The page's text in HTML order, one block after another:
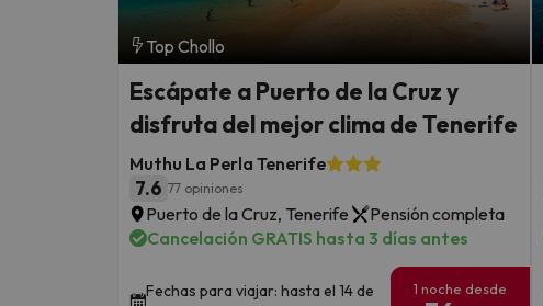
Top Chollo
Escápate a Puerto de la Cruz y
disfruta del mejor clima de Tenerife
Muthu La Perla Tenerife
7.6 77 opiniones
Puerto de la Cruz, Tenerife
Pensión completa
Cancelación GRATIS hasta 3 días antes
Fechas para viajar: hasta el 14 de
1 noche desde